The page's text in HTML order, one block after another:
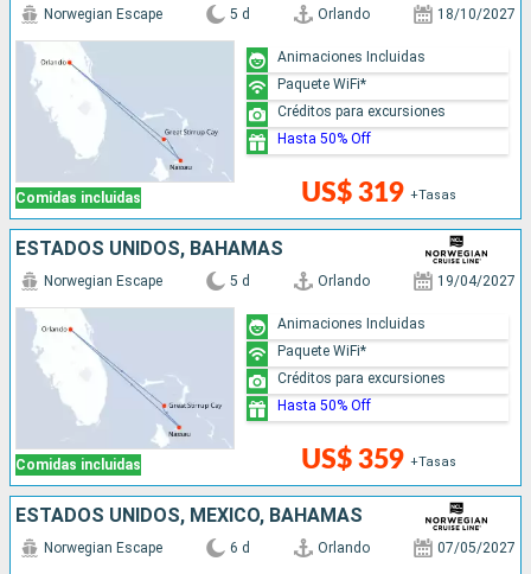
Comidas incluidas
Norwegian Escape 5 d Orlando 18/10/2027
US$ 319 +Tasas
Animaciones Incluidas
Paquete WiFi*
Créditos para excursiones
Hasta 50% Off
ESTADOS UNIDOS, BAHAMAS
Comidas incluidas
Norwegian Escape 5 d Orlando 19/04/2027
US$ 359 +Tasas
Animaciones Incluidas
Paquete WiFi*
Créditos para excursiones
Hasta 50% Off
ESTADOS UNIDOS, MÉXICO, BAHAMAS
Norwegian Escape 6 d Orlando 07/05/2027